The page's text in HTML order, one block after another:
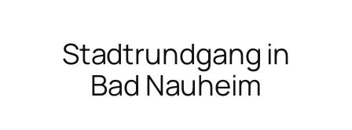
Stadtrundgang in
Bad Nauheim